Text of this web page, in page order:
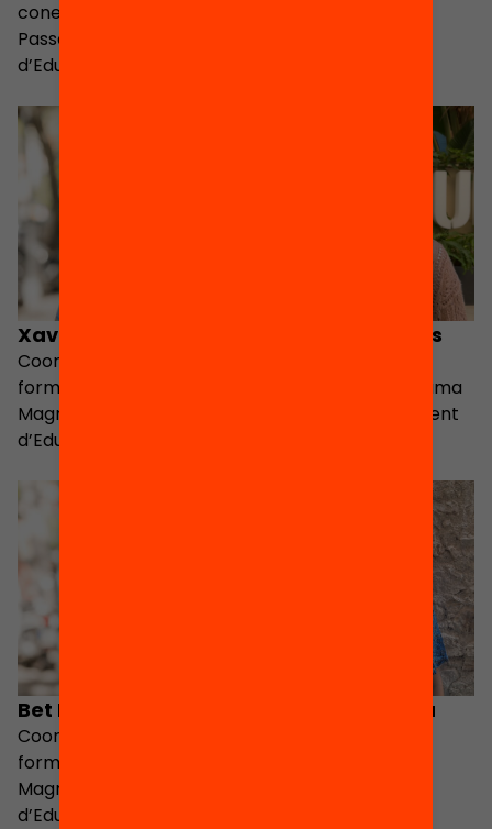
coneixement i
Passaport Edunauta
d’Educació 360
Xavier Geis
Coordinador de
formació del programa
Magnet (Departament
d’Educació)
Maria Guillaumes
formació del programa
Magnet (Departament
Bet Madera
Coordinadora de
formació del programa
Magnet (Departament
d’Educació)
Susanna Tobeña